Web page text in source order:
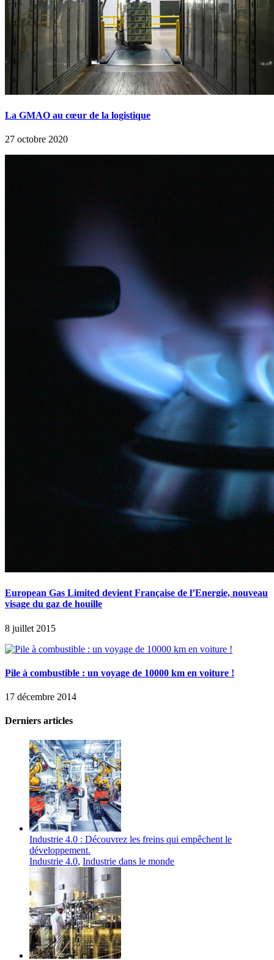
La GMAO au cœur de la logistique
27 octobre 2020
European Gas Limited devient Française de l’Energie, nouveau
visage du gaz de houille
8 juillet 2015
Pile à combustible : un voyage de 10000 km en voiture !
17 décembre 2014
Derniers articles
Industrie 4.0 : Découvrez les freins qui empêchent le
développement.
Industrie 4.0, Industrie dans le monde